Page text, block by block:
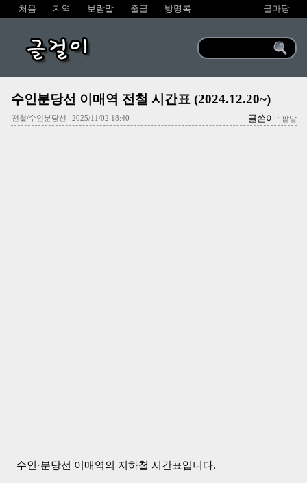
처음 지역 보람말 줄글 방명록 글마당
글걸이
수인분당선 이매역 전철 시간표 (2024.12.20~)
전철/수인분당선 2025/11/02 18:40 글쓴이 : 팥알
수인·분당선 이매역의 지하철 시간표입니다.